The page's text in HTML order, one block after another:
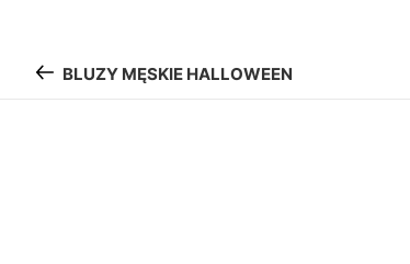
BLUZY MĘSKIE HALLOWEEN